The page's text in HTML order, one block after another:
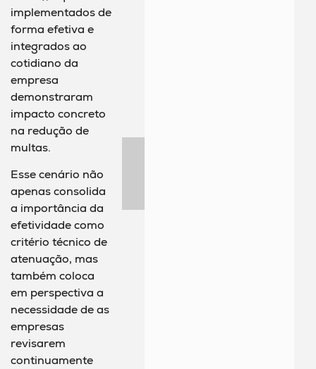
implementados de
forma efetiva e
integrados ao
cotidiano da
empresa
demonstraram
impacto concreto
na redução de
multas.
Esse cenário não
apenas consolida
a importância da
efetividade como
critério técnico de
atenuação, mas
também coloca
em perspectiva a
necessidade de as
empresas
revisarem
continuamente